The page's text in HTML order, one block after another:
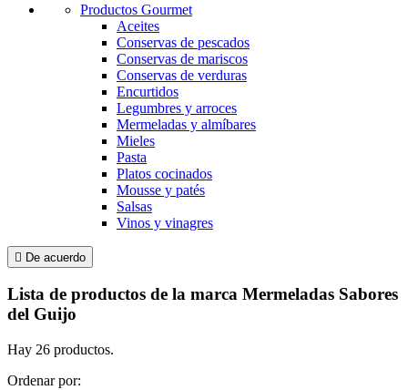
Productos Gourmet
Aceites
Conservas de pescados
Conservas de mariscos
Conservas de verduras
Encurtidos
Legumbres y arroces
Mermeladas y almíbares
Mieles
Pasta
Platos cocinados
Mousse y patés
Salsas
Vinos y vinagres
 De acuerdo
Lista de productos de la marca Mermeladas Sabores
del Guijo
Hay 26 productos.
Ordenar por: